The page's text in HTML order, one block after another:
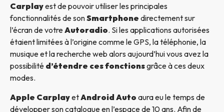
Carplayest de pouvoir utiliser les principales
fonctionnalités de sonSmartphone directement sur
l’écran de votreAutoradio. Si les applications autorisées
étaient limitées à l’origine comme le GPS, la téléphonie, la
musique et la recherche web alors aujourd’hui vous avez la
possibilité d’étendre ces fonctionsgrâce à ces deux
modes.
Apple CarplayetAndroid Auto aura eu le temps de
développer son catalogue en l’espace de 10 ans. Afin de